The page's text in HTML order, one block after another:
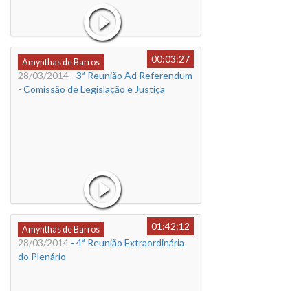
Amynthas de Barros
00:03:27
28/03/2014 - 3ª Reunião Ad Referendum
- Comissão de Legislação e Justiça
Amynthas de Barros
01:42:12
28/03/2014 - 4ª Reunião Extraordinária
do Plenário